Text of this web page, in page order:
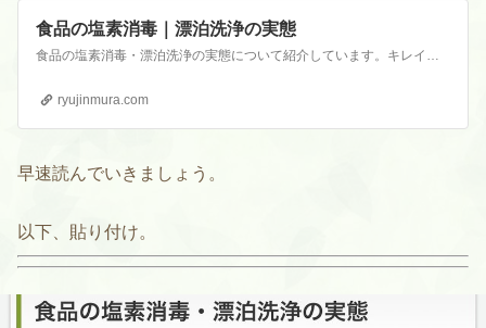
食品の塩素消毒｜漂泊洗浄の実態
食品の塩素消毒・漂泊洗浄の実態について紹介しています。キレイな見た目には思わぬ落とし穴があるのをご存知でしょうか。見た目だけで判断するのは本当にこわいです。
ryujinmura.com
早速読んでいきましょう。
以下、貼り付け。